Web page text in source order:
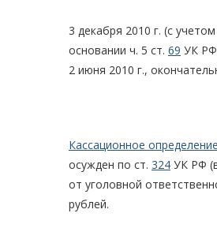
3 декабря 2010 г. (с
основании ч. 5 ст. 69 УК РФ
2 июня 2010 г.,
Кассационное
осужден по ст. 324 УК РФ
от уголовной
рублей.